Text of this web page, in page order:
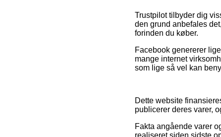
Trustpilot tilbyder dig
den grund anbefales
forinden du køber.
Facebook genererer
mange internet
som lige så vel kan
Dette website
publicerer deres varer,
Fakta angående varer
realiseret siden sidste